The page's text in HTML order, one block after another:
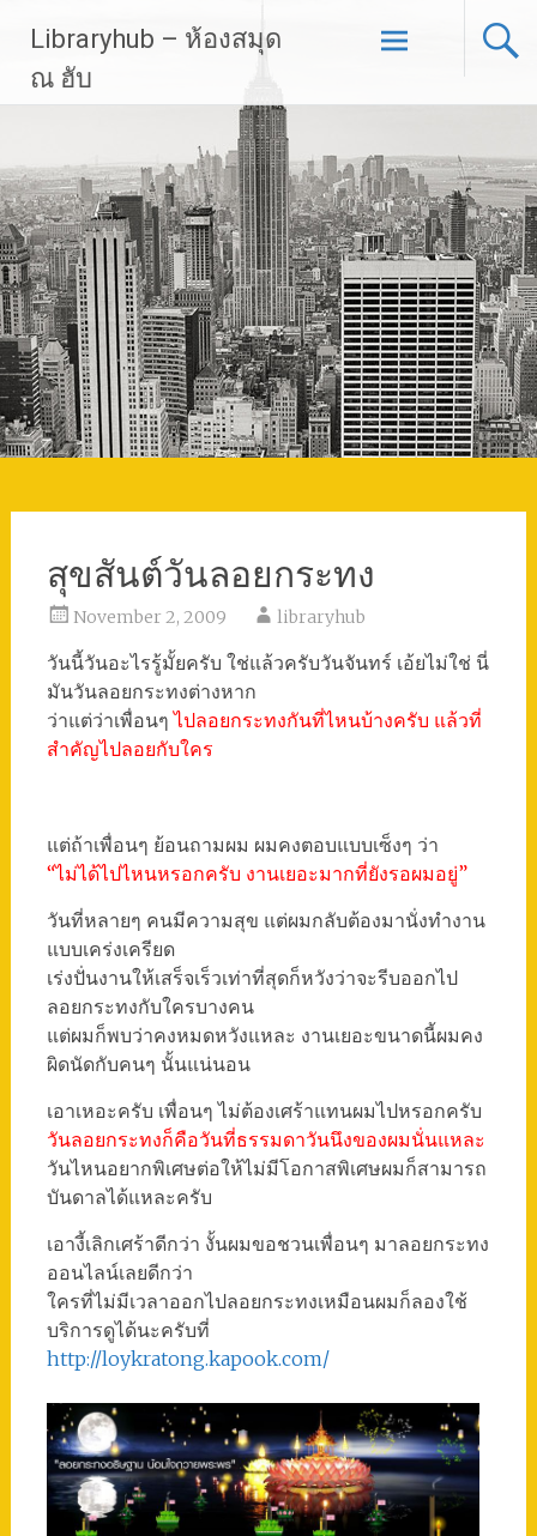
content
Libraryhub – ห้องสมุด
ณ ฮับ
สุขสันต์วันลอยกระทง
November 2, 2009 libraryhub
วันนี้วันอะไรรู้มั้ยครับ ใช่แล้วครับวันจันทร์ เอ้ยไม่ใช่ นี่
มันวันลอยกระทงต่างหาก
ว่าแต่ว่าเพื่อนๆไปลอยกระทงกันที่ไหนบ้างครับ แล้วที่
สำคัญไปลอยกับใคร
แต่ถ้าเพื่อนๆ ย้อนถามผม ผมคงตอบแบบเซ็งๆ ว่า
“ไม่ได้ไปไหนหรอกครับ งานเยอะมากที่ยังรอผมอยู่”
วันที่หลายๆ คนมีความสุข แต่ผมกลับต้องมานั่งทำงาน
แบบเคร่งเครียด
เร่งปั่นงานให้เสร็จเร็วเท่าที่สุดก็หวังว่าจะรีบออกไป
ลอยกระทงกับใครบางคน
แต่ผมก็พบว่าคงหมดหวังแหละ งานเยอะขนาดนี้ผมคง
ผิดนัดกับคนๆ นั้นแน่นอน
เอาเหอะครับ เพื่อนๆ ไม่ต้องเศร้าแทนผมไปหรอกครับ
วันลอยกระทงก็คือวันที่ธรรมดาวันนึงของผมนั่นแหละ
วันไหนอยากพิเศษต่อให้ไม่มีโอกาสพิเศษผมก็สามารถ
บันดาลได้แหละครับ
เอางี้เลิกเศร้าดีกว่า งั้นผมขอชวนเพื่อนๆ มาลอยกระทง
ออนไลน์เลยดีกว่า
ใครที่ไม่มีเวลาออกไปลอยกระทงเหมือนผมก็ลองใช้
บริการดูได้นะครับที่
http://loykratong.kapook.com/